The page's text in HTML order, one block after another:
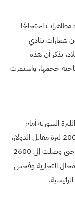
مظاهرات احتجاجًا
شعارات تنادي
يذكر أن هذه
تعتبر الأولى في تلك المدينة منذ 2011 لناحية حجمها، واستمرت
الليرة السورية أمام
الدولار إلى مستويات غير مسبوقة، وتجاوزت حاجز 2000 ليرة مقابل الدولار،
لأول مرة في تاريخ العملة السورية، وبدأت في الهبوط حتى وصلت إلى 2600
التجارية وفحش